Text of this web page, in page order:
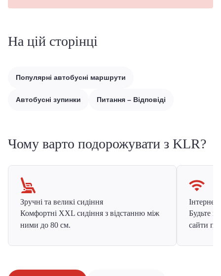
На цій сторінці
Популярні автобусні маршрути
Автобусні зупинки Питання – Відповіді
Чому варто подорожувати з KLR?
Зручні та великі сидіння
Комфортні XXL сидіння з відстанню між
ними до 80 см.
Інтернет
Будьте
сайти